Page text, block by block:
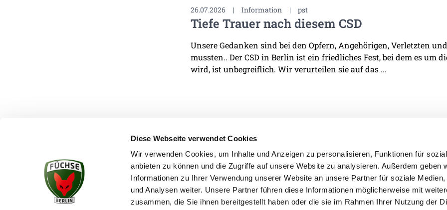
Diese Webseite verwendet Cookies
Wir verwenden Cookies, um Inhalte und Anzeigen zu personalisieren, Funktionen für
anbieten zu können und die Zugriffe auf unsere Website zu analysieren. Außerdem geben
Informationen zu Ihrer Verwendung unserer Website an unsere Partner für soziale Medien,
und Analysen weiter. Unsere Partner führen diese Informationen möglicherweise mit
zusammen, die Sie ihnen bereitgestellt haben oder die sie im Rahmen Ihrer Nutzung der
26.07.2026 | Information | pst
Tiefe Trauer nach diesem CSD
Unsere Gedanken sind bei den Opfern, Angehörigen, Verletzten
mussten.. Der CSD in Berlin ist ein friedliches Fest, bei dem es um
wird, ist unbegreiflich. Wir verurteilen sie auf das ...
KONTAKT IMPRESSUM